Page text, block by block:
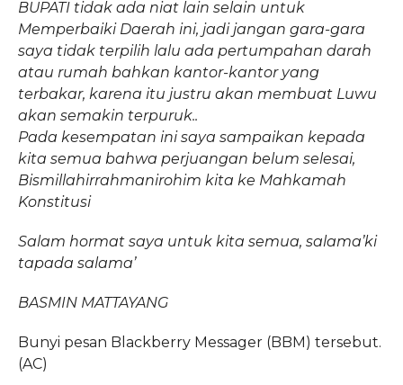
BUPATI tidak ada niat lain selain untuk
Memperbaiki Daerah ini, jadi jangan gara-gara
saya tidak terpilih lalu ada pertumpahan darah
atau rumah bahkan kantor-kantor yang
terbakar, karena itu justru akan membuat Luwu
akan semakin terpuruk..
Pada kesempatan ini saya sampaikan kepada
kita semua bahwa perjuangan belum selesai,
Bismillahirrahmanirohim kita ke Mahkamah
Konstitusi
Salam hormat saya untuk kita semua, salama’ki
tapada salama’
BASMIN MATTAYANG
Bunyi pesan Blackberry Messager (BBM) tersebut.
(AC)